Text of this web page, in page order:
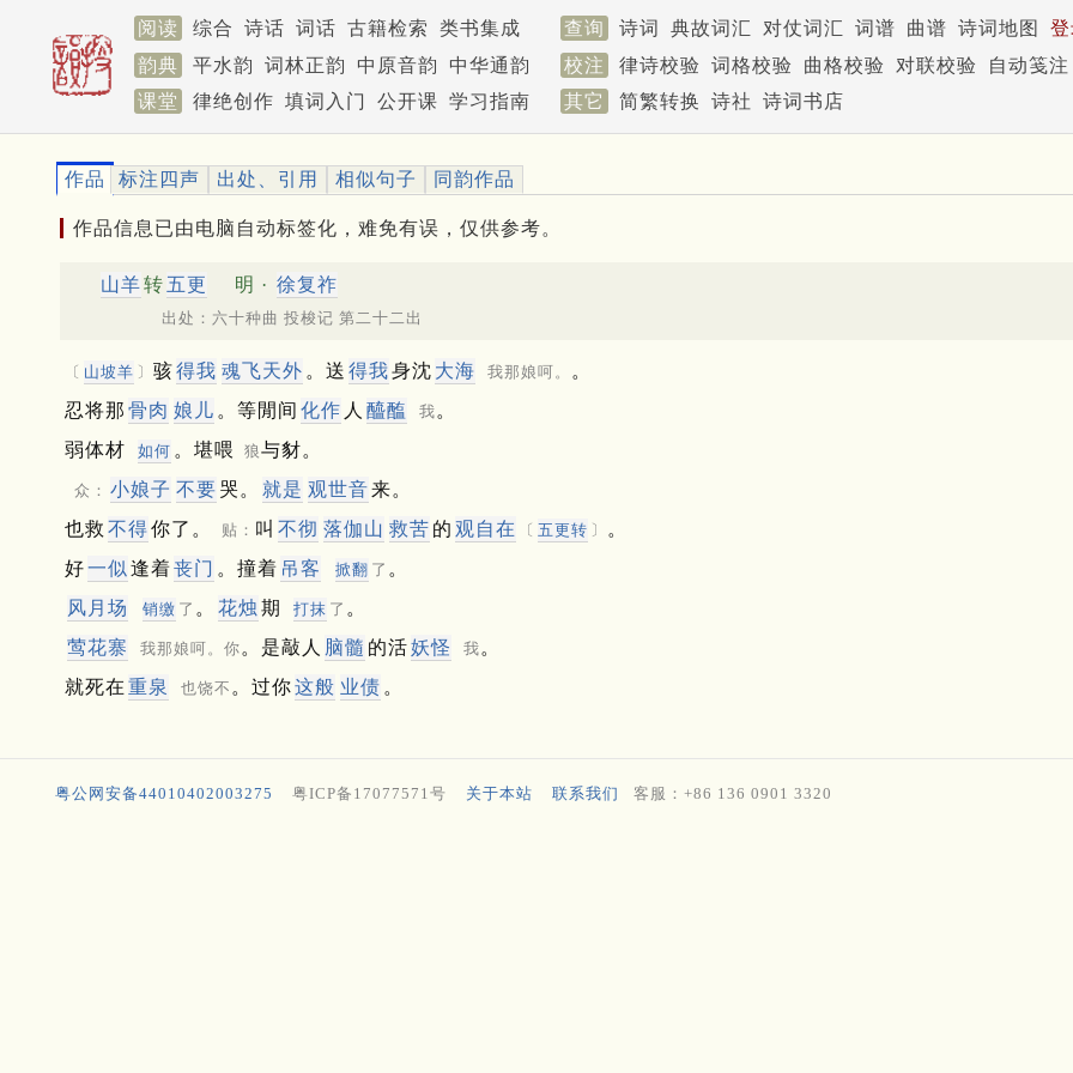
阅读 综合 诗话 词话 古籍检索 类书集成 查询 诗词 典故词汇 对仗词汇 词谱 曲谱 诗词地图
韵典
平水韵 词林正韵 中原音韵 中华通韵 校注 律诗校验 词格校验 曲格校验 对联校验
自动笺注
课堂
律绝创作 填词入门 公开课 学习指南 其它 简繁转换 诗社 诗词书店
作品 标注四声 出处、引用 相似句子 同韵作品
作品信息已由电脑自动标签化，难免有误，仅供参考。
山羊转 五更 明 · 徐复祚
出处：六十种曲 投梭记 第二十二出
〔 山坡羊 〕 骇得我 魂飞天外 。送 得我身沈 大海 我那娘呵。
。
忍将那 骨肉 娘儿 。等閒间 化作 人 醯醢 我 。
弱体材
如何 。堪喂 狼与豺。
众： 小娘子 不要 哭。 就是 观世音来。
也救 不得你了。 贴： 叫 不彻 落伽山 救苦 的 观自在 〔 五更转 〕
。
好一似 逢着丧门 。撞着 吊客 掀翻 了 。
风月场
销缴 了 。 花烛 期 打抹 了 。
莺花寨
我那娘呵。你 。是敲人 脑髓 的活妖怪 我 。
就死在 重泉 也饶不 。过你这般 业债 。
粤公网安备44010402003275 粤ICP备17077571号 关于本站 联系我们 客服：+86 136 0901 3320